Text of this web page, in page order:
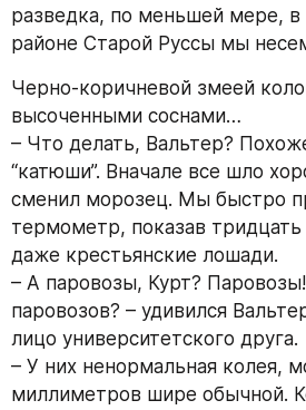
разведка, по меньшей мере, в
районе Старой Руссы мы
Черно-коричневой змеей
высоченными соснами…
– Что делать, Вальтер?
“катюши”. Вначале все шло
сменил морозец. Мы быстро
термометр, показав
даже крестьянские лошади.
– А паровозы, Курт?
паровозов? – удивился
лицо университетского друга.
– У них ненормальная колея,
миллиметров шире обычной.